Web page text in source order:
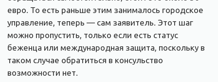
евро. То есть раньше этим занималось городское
управление, теперь — сам заявитель. Этот шаг
можно пропустить, только если есть статус
беженца или международная защита, поскольку в
таком случае обратиться в консульство
возможности нет.